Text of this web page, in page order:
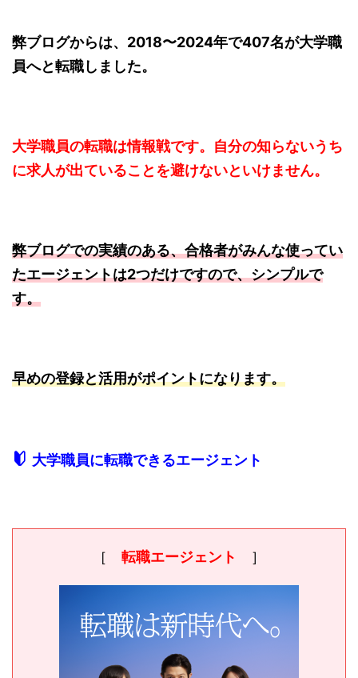
弊ブログからは、2018〜2024年で407名が大学職
員へと転職しました。
大学職員の転職は情報戦です。自分の知らないうち
に求人が出ていることを避けないといけません。
弊ブログでの実績のある、合格者がみんな使ってい
たエージェントは2つだけですので、シンプルで
す。
早めの登録と活用がポイントになります。
大学職員に転職できるエージェント
［ 転職エージェント ］